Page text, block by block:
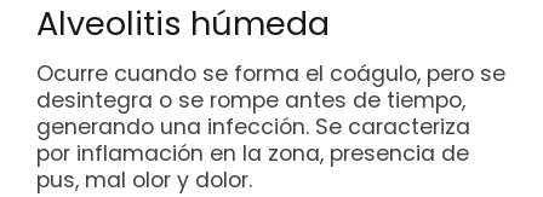
Alveolitis húmeda
Ocurre cuando se forma el coágulo, pero se
desintegra o se rompe antes de tiempo,
generando una infección. Se caracteriza
por inflamación en la zona, presencia de
pus, mal olor y dolor.